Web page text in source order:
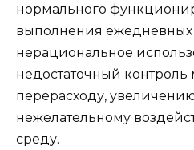
нормального
выполнения
нерациональное
недостаточный контроль
перерасходу, увеличению
нежелательному
среду.